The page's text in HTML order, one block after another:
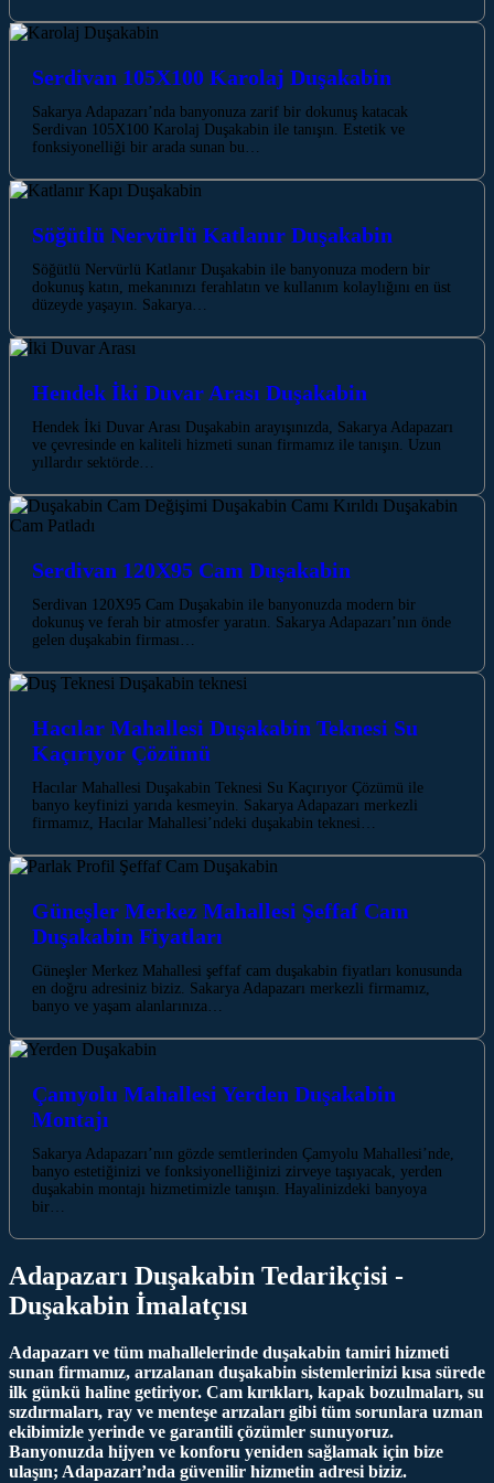
Serdivan 105X100 Karolaj Duşakabin
Sakarya Adapazarı’nda banyonuza zarif bir dokunuş katacak
Serdivan 105X100 Karolaj Duşakabin ile tanışın. Estetik ve
fonksiyonelliği bir arada sunan bu…
Söğütlü Nervürlü Katlanır Duşakabin
Söğütlü Nervürlü Katlanır Duşakabin ile banyonuza modern bir
dokunuş katın, mekanınızı ferahlatın ve kullanım kolaylığını en üst
düzeyde yaşayın. Sakarya…
Hendek İki Duvar Arası Duşakabin
Hendek İki Duvar Arası Duşakabin arayışınızda, Sakarya Adapazarı
ve çevresinde en kaliteli hizmeti sunan firmamız ile tanışın. Uzun
yıllardır sektörde…
Serdivan 120X95 Cam Duşakabin
Serdivan 120X95 Cam Duşakabin ile banyonuzda modern bir
dokunuş ve ferah bir atmosfer yaratın. Sakarya Adapazarı’nın önde
gelen duşakabin firması…
Hacılar Mahallesi Duşakabin Teknesi Su
Kaçırıyor Çözümü
Hacılar Mahallesi Duşakabin Teknesi Su Kaçırıyor Çözümü ile
banyo keyfinizi yarıda kesmeyin. Sakarya Adapazarı merkezli
firmamız, Hacılar Mahallesi’ndeki duşakabin teknesi…
Güneşler Merkez Mahallesi Şeffaf Cam
Duşakabin Fiyatları
Güneşler Merkez Mahallesi şeffaf cam duşakabin fiyatları konusunda
en doğru adresiniz biziz. Sakarya Adapazarı merkezli firmamız,
banyo ve yaşam alanlarınıza…
Çamyolu Mahallesi Yerden Duşakabin
Montajı
Sakarya Adapazarı’nın gözde semtlerinden Çamyolu Mahallesi’nde,
banyo estetiğinizi ve fonksiyonelliğinizi zirveye taşıyacak, yerden
duşakabin montajı hizmetimizle tanışın. Hayalinizdeki banyoya
bir…
Adapazarı Duşakabin Tedarikçisi -
Duşakabin İmalatçısı
Adapazarı ve tüm mahallelerinde duşakabin tamiri hizmeti
sunan firmamız, arızalanan duşakabin sistemlerinizi kısa sürede
ilk günkü haline getiriyor. Cam kırıkları, kapak bozulmaları, su
sızdırmaları, ray ve menteşe arızaları gibi tüm sorunlara uzman
ekibimizle yerinde ve garantili çözümler sunuyoruz.
Banyonuzda hijyen ve konforu yeniden sağlamak için bize
ulaşın; Adapazarı’nda güvenilir hizmetin adresi biziz.